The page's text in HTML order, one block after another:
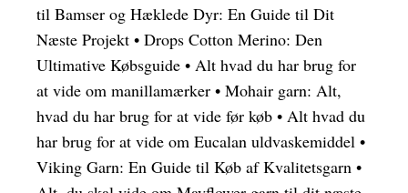
til Bamser og Hæklede Dyr: En Guide til Dit
Næste Projekt • Drops Cotton Merino: Den
Ultimative Købsguide • Alt hvad du har brug for
at vide om manillamærker • Mohair garn: Alt,
hvad du har brug for at vide før køb • Alt hvad du
har brug for at vide om Eucalan uldvaskemiddel •
Viking Garn: En Guide til Køb af Kvalitetsgarn •